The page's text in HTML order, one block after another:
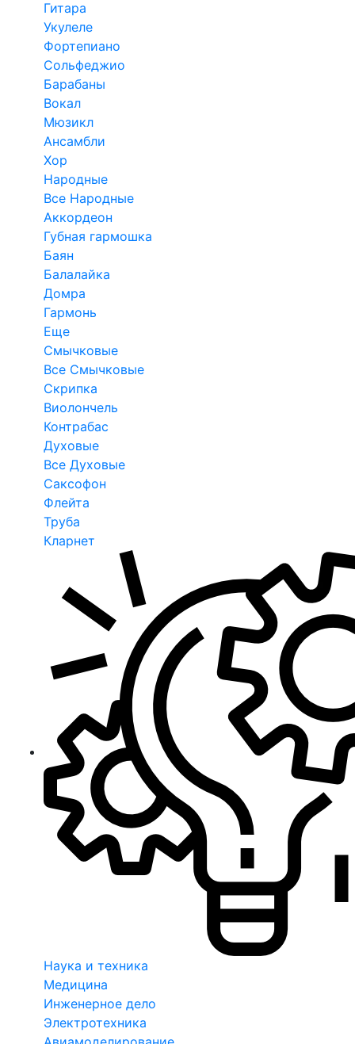
Гитара
Укулеле
Фортепиано
Сольфеджио
Барабаны
Вокал
Мюзикл
Ансамбли
Хор
Народные
Все Народные
Аккордеон
Губная гармошка
Баян
Балалайка
Домра
Гармонь
Еще
Смычковые
Все Смычковые
Скрипка
Виолончель
Контрабас
Духовые
Все Духовые
Саксофон
Флейта
Труба
Кларнет
Наука и техника
Медицина
Инженерное дело
Электротехника